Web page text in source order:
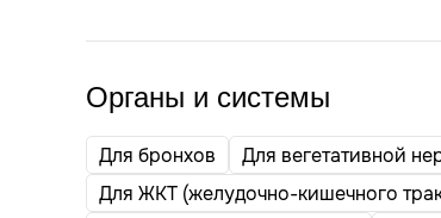
Органы и системы
Для бронхов Для вегетативной
Для ЖКТ (желудочно-кишечного